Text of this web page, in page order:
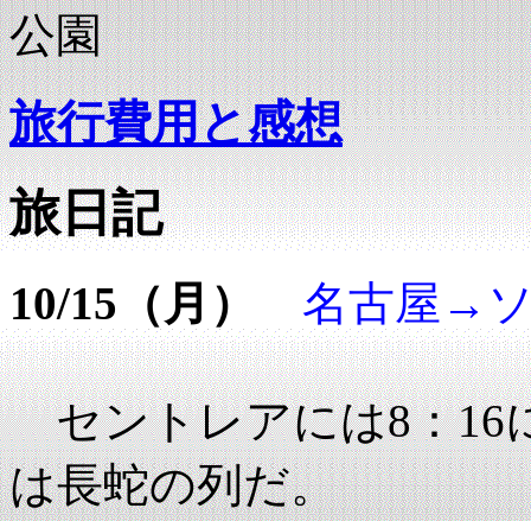
公園
旅行費用と感想
旅日記
10/15（月） 名古屋→
セントレアには8：16
は長蛇の列だ。